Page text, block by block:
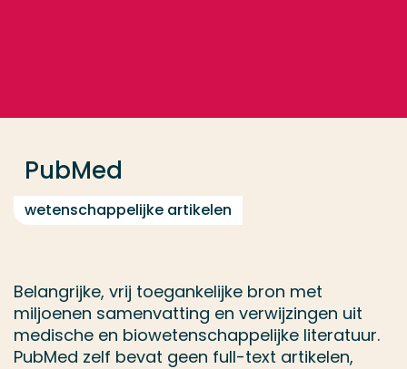
PubMed
wetenschappelijke artikelen
Belangrijke, vrij toegankelijke bron met
miljoenen samenvatting en verwijzingen uit
medische en biowetenschappelijke literatuur.
PubMed zelf bevat geen full-text artikelen,
Opleiding
Contact